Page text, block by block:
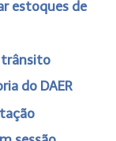
estoques de
trânsito
do DAER